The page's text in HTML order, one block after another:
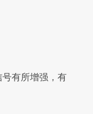
有所增强，有